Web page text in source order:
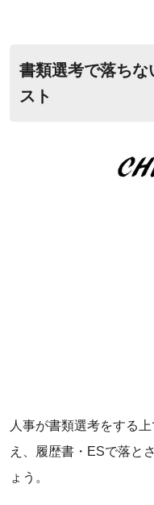
書類選考で落ちな
スト
人事が書類選考をする
え、履歴書・ESで落と
ょう。